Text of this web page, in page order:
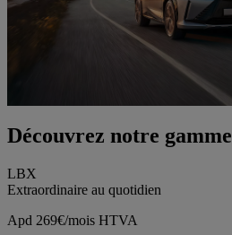
Découvrez notre gamme
LBX
Extraordinaire au quotidien
Apd 269€/mois HTVA